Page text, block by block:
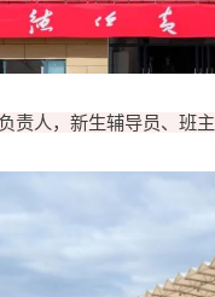
责人，新生辅导员、班